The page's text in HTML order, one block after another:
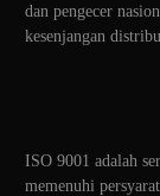
dan pengecer
kesenjangan
ISO 9001 adalah
memenuhi